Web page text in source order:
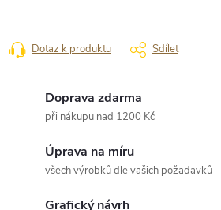
Dotaz k produktu Sdílet
Doprava zdarma
při nákupu nad 1200 Kč
Úprava na míru
všech výrobků dle vašich požadavků
Grafický návrh